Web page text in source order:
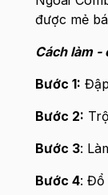
được mẻ
Cách làm -
Bước 1:
Bước 2:
Bước 3:
Bước 4: Đổ